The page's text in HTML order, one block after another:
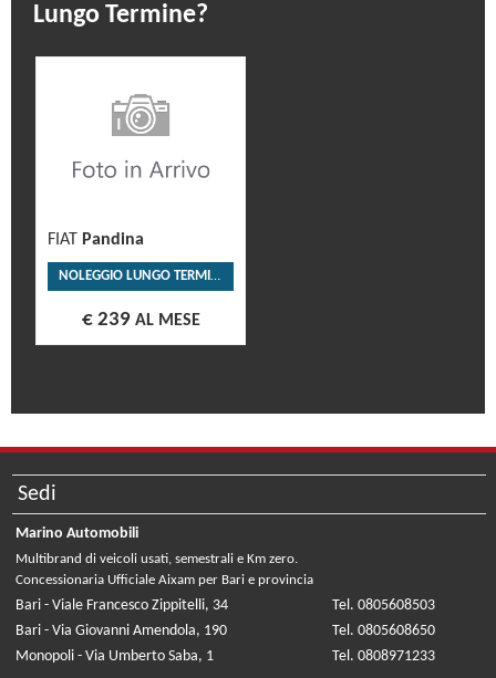
Lungo Termine?
FIAT Pandina
NOLEGGIO LUNGO TERMINE
€ 239 AL MESE
Sedi
Marino Automobili
Multibrand di veicoli usati, semestrali e Km zero.
Concessionaria Ufficiale Aixam per Bari e provincia
Bari - Viale Francesco Zippitelli, 34
Tel. 0805608503
Bari - Via Giovanni Amendola, 190
Tel. 0805608650
Monopoli - Via Umberto Saba, 1
Tel. 0808971233